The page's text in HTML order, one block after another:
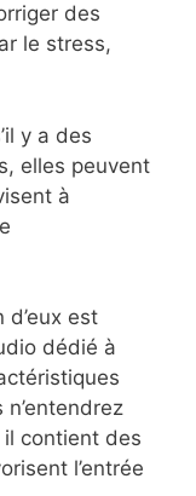
des
le stress,
y a des
elles peuvent
à
est
dédié à
contient des
l’entrée